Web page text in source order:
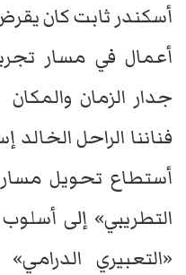
أسكندر ثابت كان
أعمال في مسار
جدار الزمان
فناننا الراحل
أستطاع تحويل مسار
التطريبي» إلى
«التعبيري